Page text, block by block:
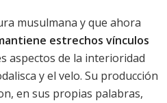
musulmana y que ahora
estrechos vínculos
aspectos de la interioridad
y el velo. Su producción
en sus propias palabras,